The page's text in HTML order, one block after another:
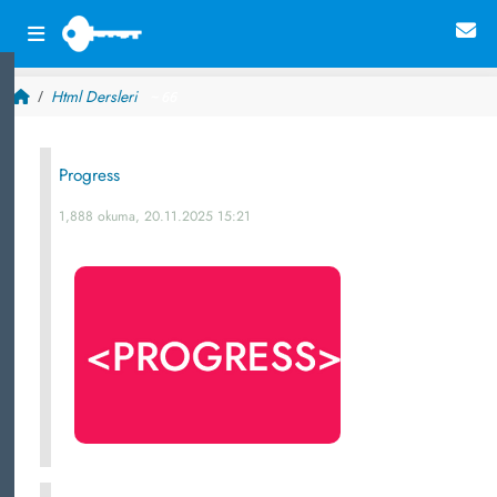
Html Dersleri
Progress
1,888 okuma, 20.11.2025 15:21